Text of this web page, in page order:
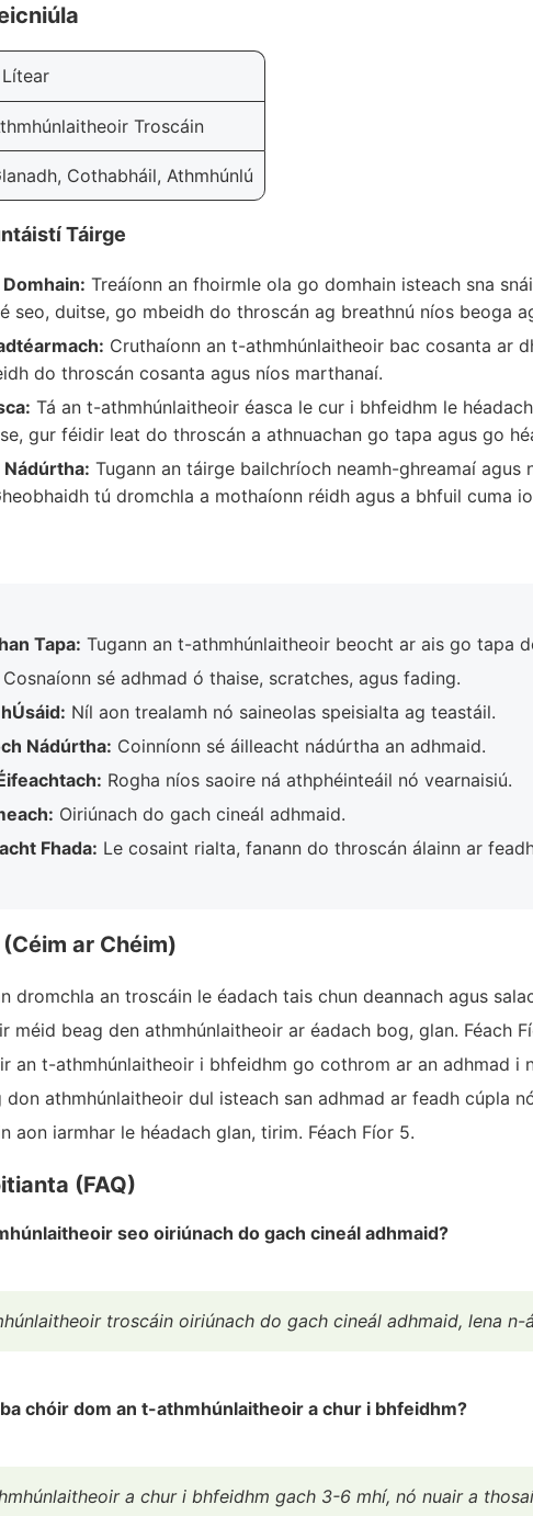
Lítear
Troscáin
Cothabháil, Athmhúnlú
Táirge
Treáíonn an fhoirmle ola go domhain isteach sna
seo, duitse, go mbeidh do throscán ag breathnú níos beoga
Cruthaíonn an t-athmhúnlaitheoir bac cosanta ar
do throscán cosanta agus níos marthanaí.
Tá an t-athmhúnlaitheoir éasca le cur i bhfeidhm le
gur féidir leat do throscán a athnuachan go tapa agus go
Tugann an táirge bailchríoch neamh-ghreamaí
tú dromchla a mothaíonn réidh agus a bhfuil cuma
Tapa: Tugann an t-athmhúnlaitheoir beocht ar ais go tapa
Cosnaíonn sé adhmad ó thaise, scratches, agus fading.
Níl aon trealamh nó saineolas speisialta ag teastáil.
Nádúrtha: Coinníonn sé áilleacht nádúrtha an adhmaid.
Rogha níos saoire ná athphéinteáil nó vearnaisiú.
Oiriúnach do gach cineál adhmaid.
Fhada: Le cosaint rialta, fanann do throscán álainn ar
ar Chéim)
dromchla an troscáin le éadach tais chun deannach agus
méid beag den athmhúnlaitheoir ar éadach bog, glan. Féach
an t-athmhúnlaitheoir i bhfeidhm go cothrom ar an adhmad i
don athmhúnlaitheoir dul isteach san adhmad ar feadh cúpla
aon iarmhar le héadach glan, tirim. Féach Fíor 5.
(FAQ)
seo oiriúnach do gach cineál adhmaid?
troscáin oiriúnach do gach cineál adhmaid, lena
chóir dom an t-athmhúnlaitheoir a chur i bhfeidhm?
a chur i bhfeidhm gach 3-6 mhí, nó nuair a